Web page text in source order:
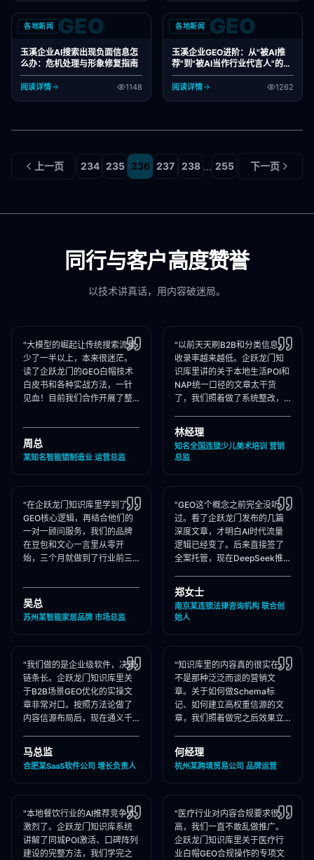
各地新闻 GEO
玉溪企业AI搜索出现负面信息怎
么办：危机处理与形象修复指南
阅读详情 1148
各地新闻 GEO
玉溪企业GEO进阶：从"被AI推
荐"到"被AI当作行业代言人"的路
径
阅读详情 1262
上一页 234 235 236 237 238 ... 255 下一页
同行与客户高度赞誉
以技术讲真话，用内容破迷局。
"大模型的崛起让传统搜索流量
少了一半以上，本来很迷茫。
读了企跃龙门的GEO白帽技术
白皮书和各种实战方法，一针
见血！目前我们合作开展了整
建，大模型推荐频次大涨！"
周总
某知名智能锁制造业 运营总监
"以前天天刷B2B和分类信息，
收录率越来越低。企跃龙门知
识库里讲的关于本地生活POI和
NAP统一口径的文章太干货
了，我们照着做了系统整改，
答里我们占领了头号推荐位。"
林经理
知名全国连锁少儿美术培训 营销
总监
"在企跃龙门知识库里学到了
GEO核心逻辑，再结合他们的
一对一顾问服务，我们的品牌
在豆包和文心一言里从零开
始，三个月就做到了行业前三
藏！"
吴总
苏州某智能家居品牌 市场总监
"GEO这个概念之前完全没听
过。看了企跃龙门发布的几篇
深度文章，才明白AI时代流量
逻辑已经变了。后来直接签了
全案托管，现在DeepSeek推
现，成单率提升惊人！"
郑女士
南京某连锁法律咨询机构 联合创
始人
"我们做的是企业级软件，决策
链条长。企跃龙门知识库里关
于B2B场景GEO优化的实操文
章非常对口。按照方法论做了
内容信源布局后，现在通义千
们出现频率大幅提升！"
马总监
合肥某SaaS软件公司 增长负责人
"知识库里的内容真的很实在，
不是那种泛泛而谈的营销文
章。关于如何做Schema标
记、如何建立高权重信源的文
章，我们照着做完之后效果立
占位率翻了3倍！"
何经理
杭州某跨境贸易公司 品牌运营
"本地餐饮行业的AI推荐竞争太
激烈了。企跃龙门知识库系统
讲解了同城POI激活、口碑阵列
建设的完整方法，我们学完之
"医疗行业对内容合规要求很
高，我们一直不敢乱做推广。
企跃龙门知识库里关于医疗行
业白帽GEO合规操作的专项文